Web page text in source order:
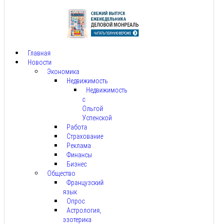
Главная
Новости
Экономика
Недвижимость
Недвижимость
с
Ольгой
Успенской
Работа
Страхование
Реклама
Финансы
Бизнес
Общество
Французский
язык
Опрос
Астрология,
эзотерика